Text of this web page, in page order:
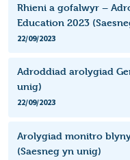
Rhieni a gofalwyr –
Education 2023
22/09/2023
Adroddiad arolygiad
unig)
22/09/2023
Arolygiad monitro
(Saesneg yn unig)